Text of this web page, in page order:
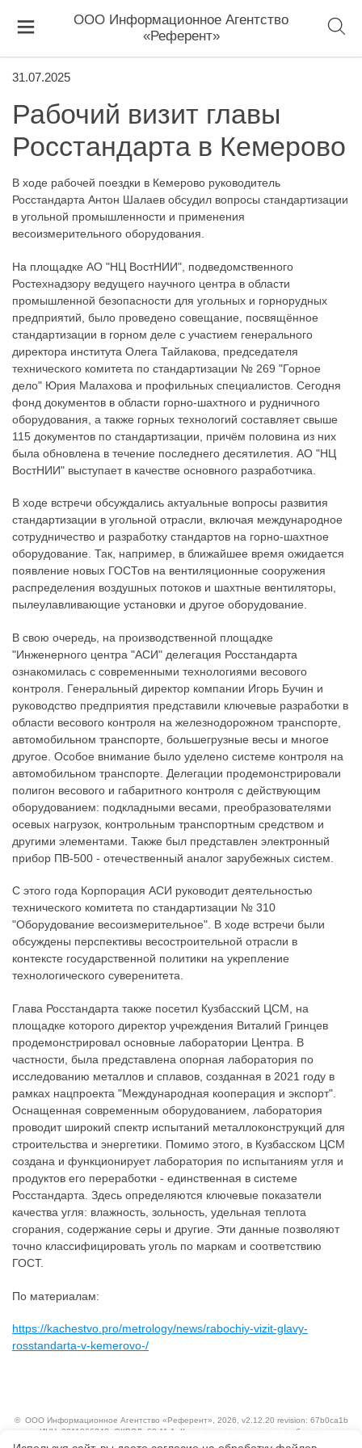
ООО Информационное Агентство
«Референт»
31.07.2025
Рабочий визит главы
Росстандарта в Кемерово
В ходе рабочей поездки в Кемерово руководитель
Росстандарта Антон Шалаев обсудил вопросы стандартизации
в угольной промышленности и применения
весоизмерительного оборудования.
На площадке АО "НЦ ВостНИИ", подведомственного
Ростехнадзору ведущего научного центра в области
промышленной безопасности для угольных и горнорудных
предприятий, было проведено совещание, посвящённое
стандартизации в горном деле с участием генерального
директора института Олега Тайлакова, председателя
технического комитета по стандартизации № 269 "Горное
дело" Юрия Малахова и профильных специалистов. Сегодня
фонд документов в области горно-шахтного и рудничного
оборудования, а также горных технологий составляет свыше
115 документов по стандартизации, причём половина из них
была обновлена в течение последнего десятилетия. АО "НЦ
ВостНИИ" выступает в качестве основного разработчика.
В ходе встречи обсуждались актуальные вопросы развития
стандартизации в угольной отрасли, включая международное
сотрудничество и разработку стандартов на горно-шахтное
оборудование. Так, например, в ближайшее время ожидается
появление новых ГОСТов на вентиляционные сооружения
распределения воздушных потоков и шахтные вентиляторы,
пылеулавливающие установки и другое оборудование.
В свою очередь, на производственной площадке
"Инженерного центра "АСИ" делегация Росстандарта
ознакомилась с современными технологиями весового
контроля. Генеральный директор компании Игорь Бучин и
руководство предприятия представили ключевые разработки в
области весового контроля на железнодорожном транспорте,
автомобильном транспорте, большегрузные весы и многое
другое. Особое внимание было уделено системе контроля на
автомобильном транспорте. Делегации продемонстрировали
полигон весового и габаритного контроля с действующим
оборудованием: подкладными весами, преобразователями
осевых нагрузок, контрольным транспортным средством и
другими элементами. Также был представлен электронный
прибор ПВ-500 - отечественный аналог зарубежных систем.
С этого года Корпорация АСИ руководит деятельностью
технического комитета по стандартизации № 310
"Оборудование весоизмерительное". В ходе встречи были
обсуждены перспективы весостроительной отрасли в
контексте государственной политики на укрепление
технологического суверенитета.
Глава Росстандарта также посетил Кузбасский ЦСМ, на
площадке которого директор учреждения Виталий Гринцев
продемонстрировал основные лаборатории Центра. В
частности, была представлена опорная лаборатория по
исследованию металлов и сплавов, созданная в 2021 году в
рамках нацпроекта "Международная кооперация и экспорт".
Оснащенная современным оборудованием, лаборатория
проводит широкий спектр испытаний металлоконструкций для
строительства и энергетики. Помимо этого, в Кузбасском ЦСМ
создана и функционирует лаборатория по испытаниям угля и
продуктов его переработки - единственная в системе
Росстандарта. Здесь определяются ключевые показатели
качества угля: влажность, зольность, удельная теплота
сгорания, содержание серы и другие. Эти данные позволяют
точно классифицировать уголь по маркам и соответствию
ГОСТ.
По материалам:
https://kachestvo.pro/metrology/news/rabochiy-vizit-glavy-
rosstandarta-v-kemerovo-/
© ООО Информационное Агентство «Референт» , 2026, v2.12.20 revision: 67b0ca1b
ИНН: 3811066343, ОКВЭД: 63.11.1, Коды видов деятельности в области
информационных технологий: 1.01, 3.01